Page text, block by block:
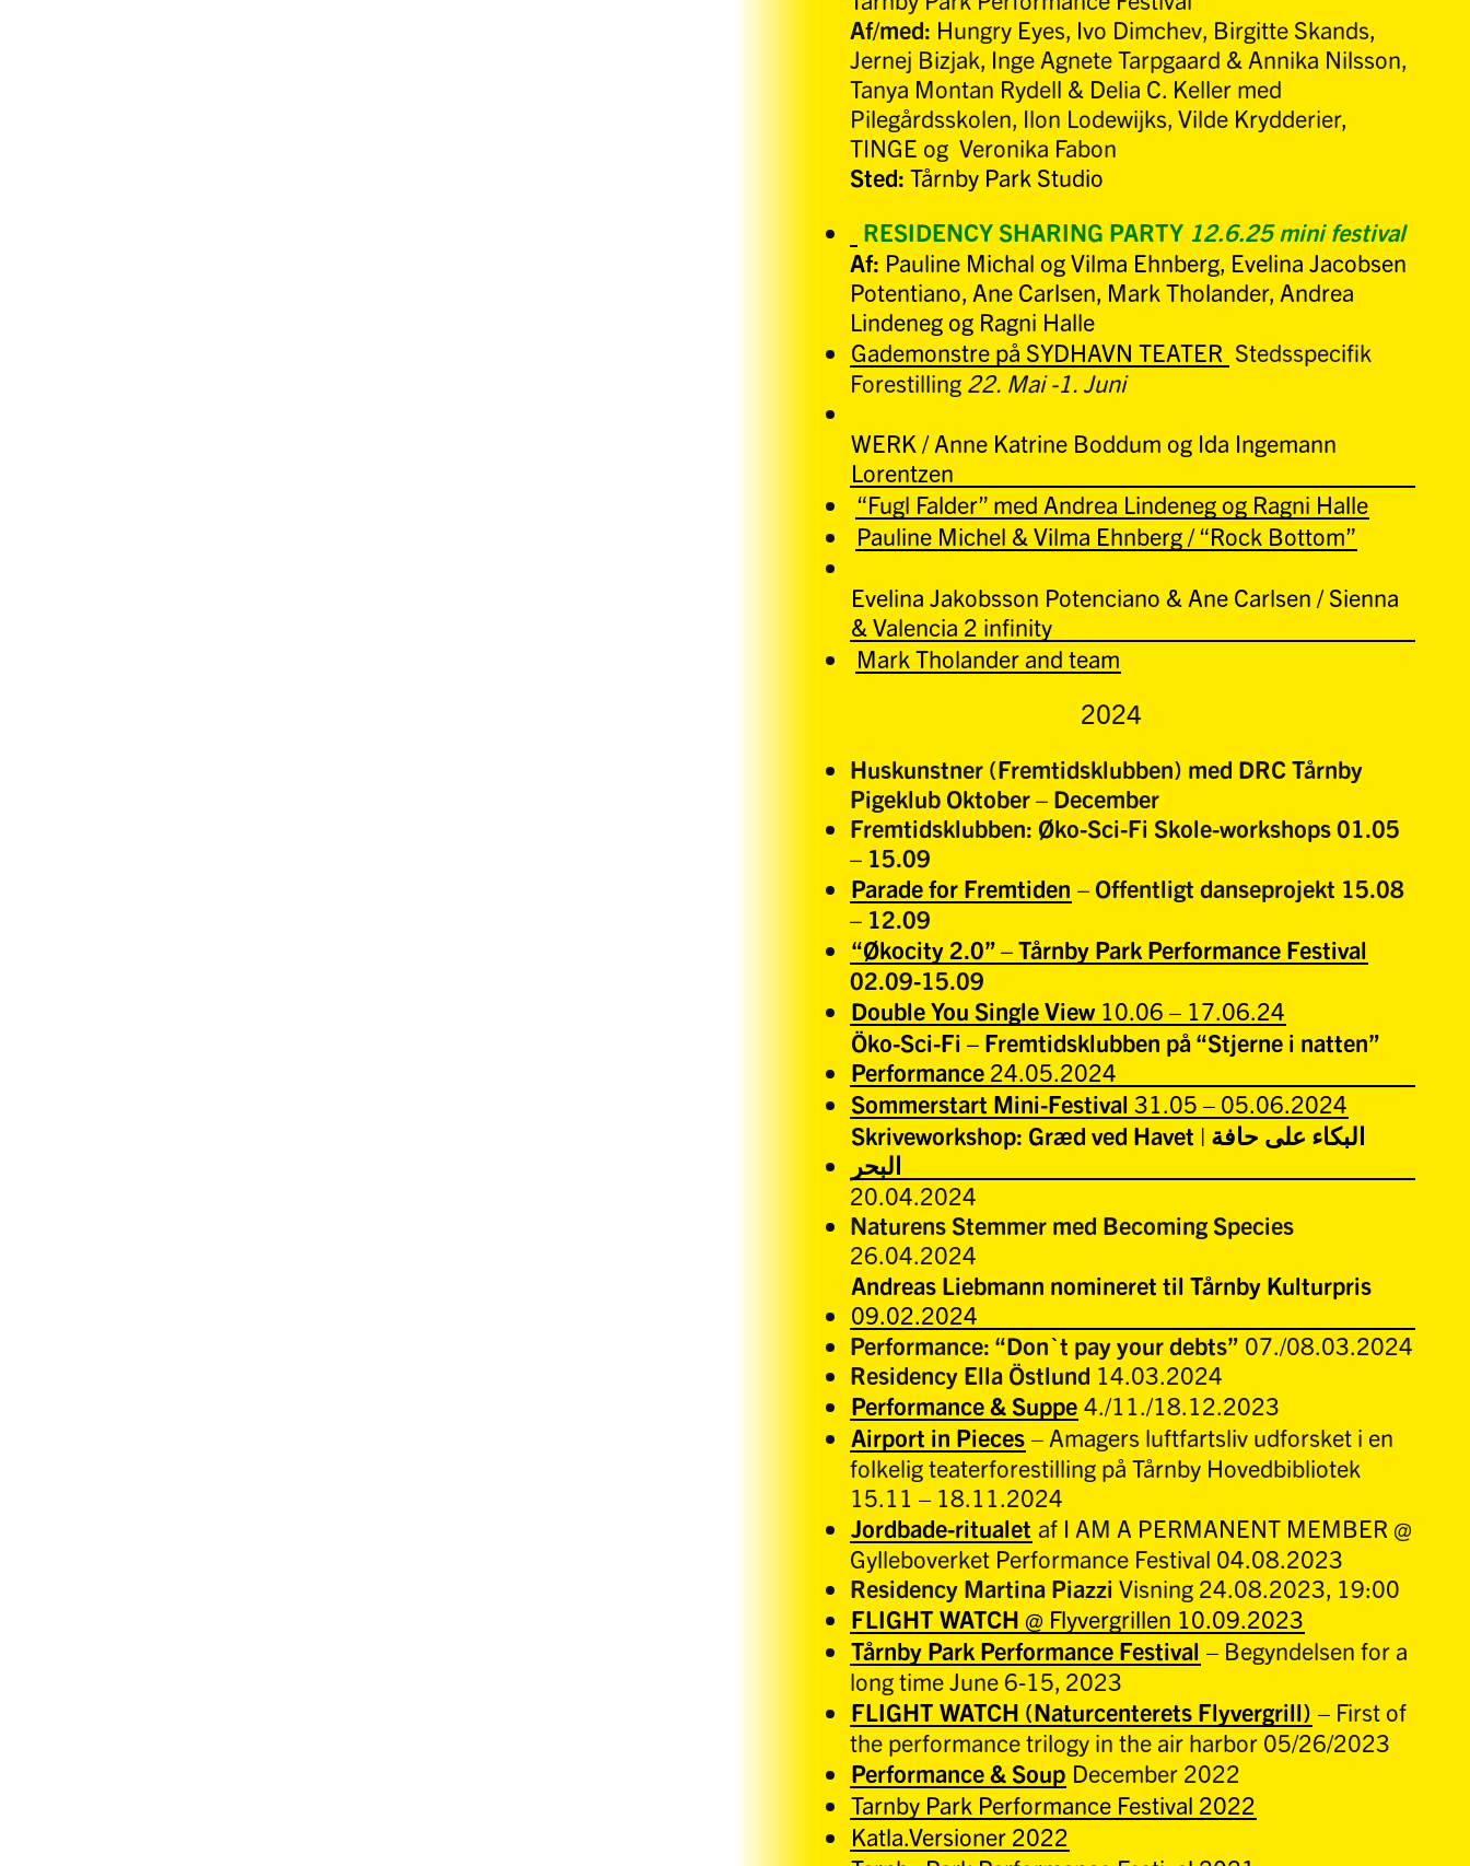
Af/med: Hungry Eyes, Ivo Dimchev, Birgitte Skands,
Jernej Bizjak, Inge Agnete Tarpgaard & Annika Nilsson,
Tanya Montan Rydell & Delia C. Keller med
Pilegårdsskolen, Ilon Lodewijks, Vilde Krydderier,
TINGE og Veronika Fabon
Sted: Tårnby Park Studio
RESIDENCY SHARING PARTY 12.6.25 mini festival
Af: Pauline Michal og Vilma Ehnberg, Evelina Jacobsen
Potentiano, Ane Carlsen, Mark Tholander, Andrea
Lindeneg og Ragni Halle
Gademonstre på SYDHAVN TEATER Stedsspecifik
Forestilling 22. Mai -1. Juni
WERK / Anne Katrine Boddum og Ida Ingemann
Lorentzen
“Fugl Falder” med Andrea Lindeneg og Ragni Halle
Pauline Michel & Vilma Ehnberg / “Rock Bottom”
Evelina Jakobsson Potenciano & Ane Carlsen / Sienna
& Valencia 2 infinity
Mark Tholander and team
2024
Huskunstner (Fremtidsklubben) med DRC Tårnby
Pigeklub Oktober – December
Fremtidsklubben: Øko-Sci-Fi Skole-workshops 01.05
– 15.09
Parade for Fremtiden – Offentligt danseprojekt 15.08
– 12.09
“Økocity 2.0” – Tårnby Park Performance Festival
02.09-15.09
Double You Single View 10.06 – 17.06.24
Öko-Sci-Fi – Fremtidsklubben på “Stjerne i natten”
Performance 24.05.2024
Sommerstart Mini-Festival 31.05 – 05.06.2024
Skriveworkshop: Græd ved Havet | البكاء على حافة
البحر
20.04.2024
Naturens Stemmer med Becoming Species
26.04.2024
Andreas Liebmann nomineret til Tårnby Kulturpris
09.02.2024
Performance: “Don`t pay your debts” 07./08.03.2024
Residency Ella Östlund 14.03.2024
Performance & Suppe 4./11./18.12.2023
Airport in Pieces – Amagers luftfartsliv udforsket i en
folkelig teaterforestilling på Tårnby Hovedbibliotek
15.11 – 18.11.2024
Jordbade-ritualet af I AM A PERMANENT MEMBER @
Gylleboverket Performance Festival 04.08.2023
Residency Martina Piazzi Visning 24.08.2023, 19:00
FLIGHT WATCH @ Flyvergrillen 10.09.2023
Tårnby Park Performance Festival – Begyndelsen for a
long time June 6-15, 2023
FLIGHT WATCH (Naturcenterets Flyvergrill) – First of
the performance trilogy in the air harbor 05/26/2023
Performance & Soup December 2022
Tarnby Park Performance Festival 2022
Katla.Versioner 2022